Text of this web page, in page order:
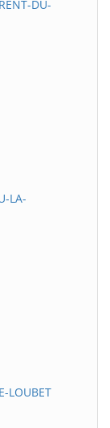
DU-
LA-
LOUBET